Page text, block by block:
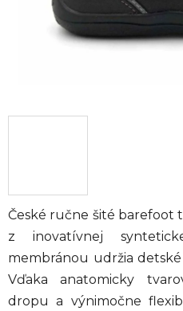
České ručne šité barefoot
z inovatívnej
membránou udržia
Vďaka anatomicky
dropu a výnimočne